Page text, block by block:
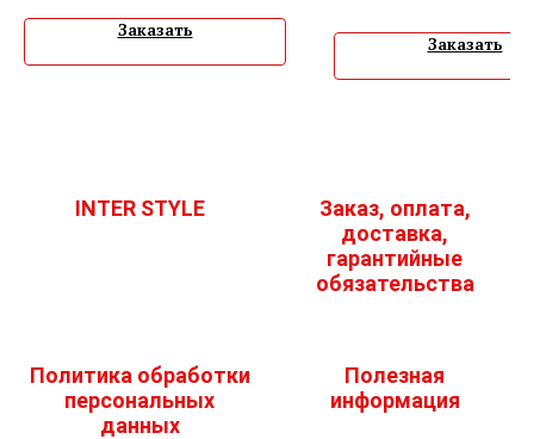
Заказать
Заказать
INTER STYLE
Заказ, оплата,
доставка,
гарантийные
обязательства
Политика обработки
персональных
данных
Полезная
информация